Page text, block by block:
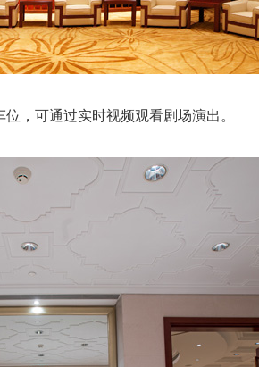
，可通过实时视频观看剧场演出。